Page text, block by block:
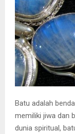
Batu adalah
memiliki jiwa dan
dunia spiritual,